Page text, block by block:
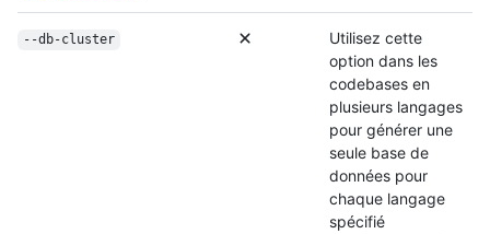
--db-cluster
Utilisez cette
option dans les
codebases en
plusieurs langages
pour générer une
seule base de
données pour
chaque langage
spécifié